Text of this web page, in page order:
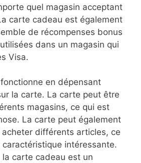
quel magasin acceptant
carte cadeau est également
de récompenses bonus
dans un magasin qui
Visa.
en dépensant
la carte. La carte peut être
magasins, ce qui est
La carte peut également
différents articles, ce
intéressante.
la carte cadeau est un